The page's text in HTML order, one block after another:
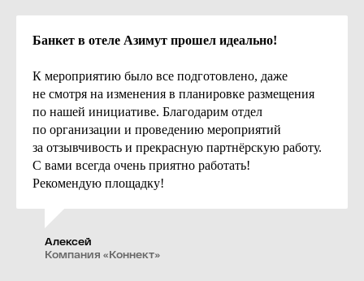
Банкет в отеле Азимут прошел идеально!
К мероприятию было все подготовлено, даже
не смотря на изменения в планировке размещения
по нашей инициативе. Благодарим отдел
по организации и проведению мероприятий
за отзывчивость и прекрасную партнёрскую работу.
С вами всегда очень приятно работать!
Рекомендую площадку!
Алексей
Компания «Коннект»
Залы для мероприятий
Залы AZIMUT Сити Отель Санкт-Петербург
мероприятий. Наша коллекция
из 12 конференц-залов покрывает широкий
спектр потребностей.